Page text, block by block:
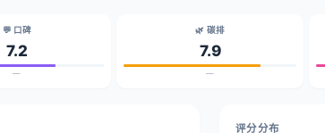
💬 口碑
7.2
—
🌿 碳排
7.9
—
评分分布